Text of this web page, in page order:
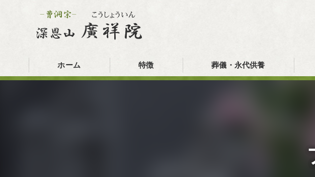
ホーム 特徴 葬儀・永代供養